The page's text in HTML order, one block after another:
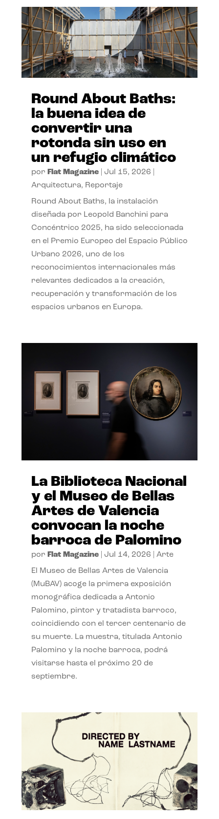
Round About Baths:
la buena idea de
convertir una
rotonda sin uso en
un refugio climático
por Flat Magazine| Jul 15, 2026
Arquitectura, Reportaje
Round About Baths, la instalación
diseñada por Leopold Banchini para
Concéntrico 2025, ha sido seleccionada
en el Premio Europeo del Espacio Público
Urbano 2026, uno de los
reconocimientos internacionales más
relevantes dedicados a la creación,
recuperación y transformación de los
espacios urbanos en Europa.
La Biblioteca Nacional
y el Museo de Bellas
Artes de Valencia
convocan la noche
barroca de Palomino
por Flat Magazine| Jul 14, 2026 Arte
El Museo de Bellas Artes de Valencia
(MuBAV) acoge la primera exposición
monográfica dedicada a Antonio
Palomino, pintor y tratadista barroco,
coincidiendo con el tercer centenario de
su muerte. La muestra, titulada Antonio
Palomino y la noche barroca, podrá
visitarse hasta el próximo 20 de
septiembre.